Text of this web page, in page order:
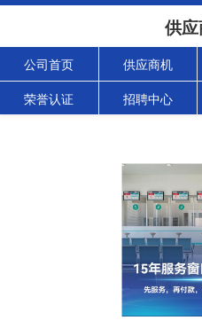
供
公司首页 供应商机
荣誉认证 招聘中心